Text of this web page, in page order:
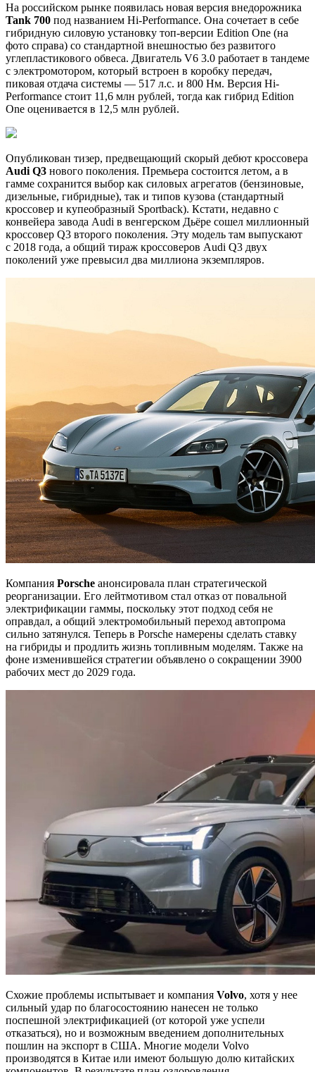
На российском рынке появилась новая версия внедорожника
Tank 700 под названием Hi-Performance. Она сочетает в себе
гибридную силовую установку топ-версии Edition One (на
фото справа) со стандартной внешностью без развитого
углепластикового обвеса. Двигатель V6 3.0 работает в тандеме
с электромотором, который встроен в коробку передач,
пиковая отдача системы — 517 л.с. и 800 Нм. Версия Hi-
Performance стоит 11,6 млн рублей, тогда как гибрид Edition
One оценивается в 12,5 млн рублей.
Опубликован тизер, предвещающий скорый дебют кроссовера
Audi Q3 нового поколения. Премьера состоится летом, а в
гамме сохранится выбор как силовых агрегатов (бензиновые,
дизельные, гибридные), так и типов кузова (стандартный
кроссовер и купеобразный Sportback). Кстати, недавно с
конвейера завода Audi в венгерском Дьёре сошел миллионный
кроссовер Q3 второго поколения. Эту модель там выпускают
с 2018 года, а общий тираж кроссоверов Audi Q3 двух
поколений уже превысил два миллиона экземпляров.
Компания Porsche анонсировала план стратегической
реорганизации. Его лейтмотивом стал отказ от повальной
электрификации гаммы, поскольку этот подход себя не
оправдал, а общий электромобильный переход автопрома
сильно затянулся. Теперь в Porsche намерены сделать ставку
на гибриды и продлить жизнь топливным моделям. Также на
фоне изменившейся стратегии объявлено о сокращении 3900
рабочих мест до 2029 года.
Схожие проблемы испытывает и компания Volvo, хотя у нее
сильный удар по благосостоянию нанесен не только
поспешной электрификацией (от которой уже успели
отказаться), но и возможным введением дополнительных
пошлин на экспорт в США. Многие модели Volvo
производятся в Китае или имеют большую долю китайских